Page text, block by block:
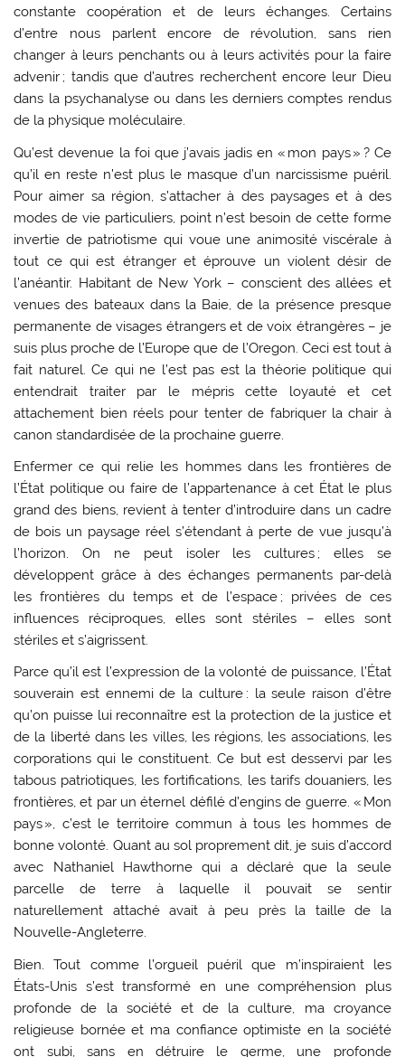
constante coopération et de leurs échanges. Certains
d’entre nous parlent encore de révolution, sans rien
changer à leurs penchants ou à leurs activités pour la faire
advenir ; tandis que d’autres recherchent encore leur Dieu
dans la psychanalyse ou dans les derniers comptes rendus
de la physique moléculaire.
Qu’est devenue la foi que j’avais jadis en « mon pays » ? Ce
qu’il en reste n’est plus le masque d’un narcissisme puéril.
Pour aimer sa région, s’attacher à des paysages et à des
modes de vie particuliers, point n’est besoin de cette forme
invertie de patriotisme qui voue une animosité viscérale à
tout ce qui est étranger et éprouve un violent désir de
l’anéantir. Habitant de New York – conscient des allées et
venues des bateaux dans la Baie, de la présence presque
permanente de visages étrangers et de voix étrangères – je
suis plus proche de l’Europe que de l’Oregon. Ceci est tout à
fait naturel. Ce qui ne l’est pas est la théorie politique qui
entendrait traiter par le mépris cette loyauté et cet
attachement bien réels pour tenter de fabriquer la chair à
canon standardisée de la prochaine guerre.
Enfermer ce qui relie les hommes dans les frontières de
l’État politique ou faire de l’appartenance à cet État le plus
grand des biens, revient à tenter d’introduire dans un cadre
de bois un paysage réel s’étendant à perte de vue jusqu’à
l’horizon. On ne peut isoler les cultures ; elles se
développent grâce à des échanges permanents par-delà
les frontières du temps et de l’espace ; privées de ces
influences réciproques, elles sont stériles – elles sont
stériles et s’aigrissent.
Parce qu’il est l’expression de la volonté de puissance, l’État
souverain est ennemi de la culture : la seule raison d’être
qu’on puisse lui reconnaître est la protection de la justice et
de la liberté dans les villes, les régions, les associations, les
corporations qui le constituent. Ce but est desservi par les
tabous patriotiques, les fortifications, les tarifs douaniers, les
frontières, et par un éternel défilé d’engins de guerre. « Mon
pays », c’est le territoire commun à tous les hommes de
bonne volonté. Quant au sol proprement dit, je suis d’accord
avec Nathaniel Hawthorne qui a déclaré que la seule
parcelle de terre à laquelle il pouvait se sentir
naturellement attaché avait à peu près la taille de la
Nouvelle-Angleterre.
Bien. Tout comme l’orgueil puéril que m’inspiraient les
États-Unis s’est transformé en une compréhension plus
profonde de la société et de la culture, ma croyance
religieuse bornée et ma confiance optimiste en la société
ont subi, sans en détruire le germe, une profonde